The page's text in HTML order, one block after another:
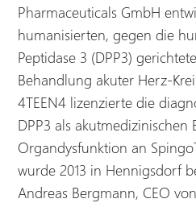
Pharmaceuticals GmbH
humanisierten, gegen die
Peptidase 3 (DPP3)
Behandlung akuter Herz-
4TEEN4 lizenzierte die
DPP3 als akutmedizinischen
Organdysfunktion an
wurde 2013 in Hennigsdorf
Andreas Bergmann, CEO